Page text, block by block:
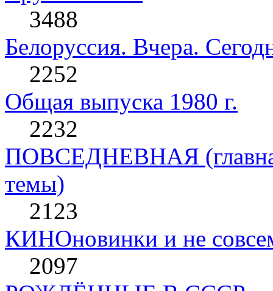
3488
Белоруссия. Вчера.
2252
Общая выпуска 1980 г.
2232
ПОВСЕДНЕВНАЯ
темы)
2123
КИНОновинки и не
2097